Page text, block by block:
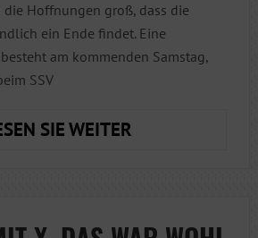
Hoffnungen groß, dass die
ein Ende findet. Eine
am kommenden Samstag,
SSV
SIE WEITERNEUES
FÜR